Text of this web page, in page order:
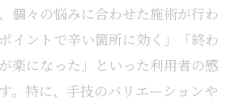
個々の悩みに合わせた施術が行わ
イントで辛い箇所に効く」「終わ
楽になった」といった利用者の感
。特に、手技のバリエーションや